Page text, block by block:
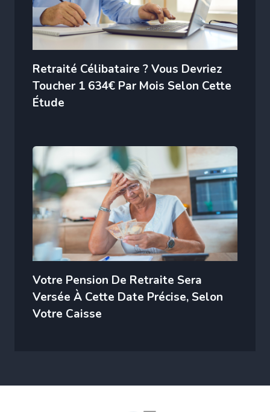
Retraité Célibataire ? Vous Devriez
Toucher 1 634€ Par Mois Selon Cette
Étude
Votre Pension De Retraite Sera
Versée À Cette Date Précise, Selon
Votre Caisse